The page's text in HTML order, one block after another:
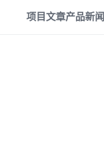
项目文章产品新闻